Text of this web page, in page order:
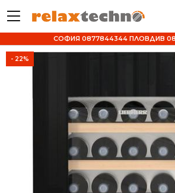
СОФИЯ 0877844344 ПЛОВДИВ
- 22%